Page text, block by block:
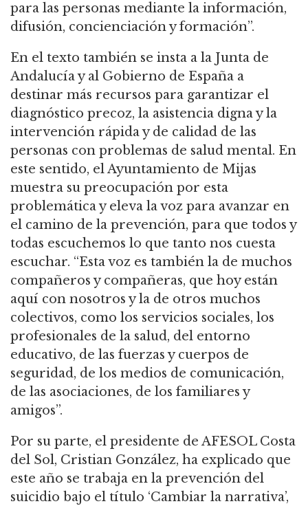
para las personas mediante la información,
difusión, concienciación y formación”.
En el texto también se insta a la Junta de
Andalucía y al Gobierno de España a
destinar más recursos para garantizar el
diagnóstico precoz, la asistencia digna y la
intervención rápida y de calidad de las
personas con problemas de salud mental. En
este sentido, el Ayuntamiento de Mijas
muestra su preocupación por esta
problemática y eleva la voz para avanzar en
el camino de la prevención, para que todos y
todas escuchemos lo que tanto nos cuesta
escuchar. “Esta voz es también la de muchos
compañeros y compañeras, que hoy están
aquí con nosotros y la de otros muchos
colectivos, como los servicios sociales, los
profesionales de la salud, del entorno
educativo, de las fuerzas y cuerpos de
seguridad, de los medios de comunicación,
de las asociaciones, de los familiares y
amigos”.
Por su parte, el presidente de AFESOL Costa
del Sol, Cristian González, ha explicado que
este año se trabaja en la prevención del
suicidio bajo el título ‘Cambiar la narrativa’,